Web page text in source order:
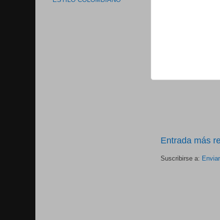
Entrada más
Suscribirse a: